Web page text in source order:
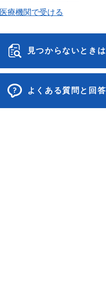
医療機関で受ける
見つからないときは
よくある質問と回答